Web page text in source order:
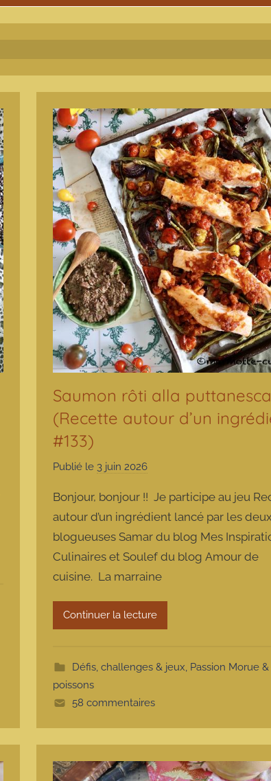
Saumon rôti alla puttanesca
(Recette autour d’un
#133)
Publié le 3 juin 2026
m
a
r
m
t
Bonjour, bonjour !! Je participe au jeu
autour d’un ingrédient lancé par les deux
blogueuses Samar du blog Mes
Culinaires et Soulef du blog Amour de
cuisine. La marraine
Continuer la lecture
Défis, challenges & jeux, Passion Morue
poissons
58 commentaires